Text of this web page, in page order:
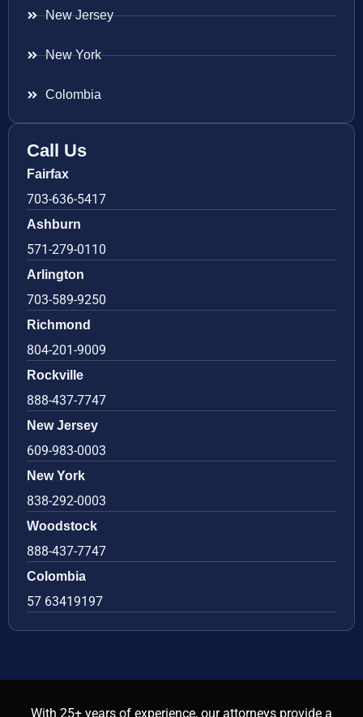
New Jersey
New York
Colombia
Call Us
Fairfax
703-636-5417
Ashburn
571-279-0110
Arlington
703-589-9250
Richmond
804-201-9009
Rockville
888-437-7747
New Jersey
609-983-0003
New York
838-292-0003
Woodstock
888-437-7747
Colombia
57 63419197
With 25+ years of experience, our attorneys provide a